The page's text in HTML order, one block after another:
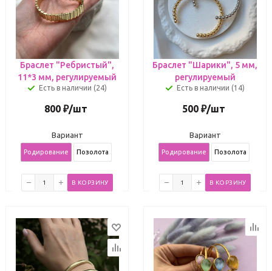
Браслет "Ребристый",
11*3 мм, регулируемый
Есть в наличии (24)
800 ₽/шт
Вариант
Родирование Позолота
В КОРЗИНУ
Браслет "Шарики", 5 мм,
регулируемый
Есть в наличии (14)
500 ₽/шт
Вариант
Родирование Позолота
В КОРЗИНУ